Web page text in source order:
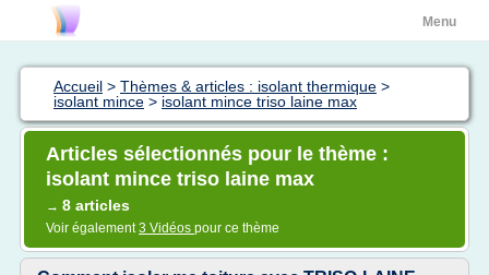
Menu
Accueil > Thèmes & articles : isolant thermique >
isolant mince > isolant mince triso laine max
Articles sélectionnés pour le thème :
isolant mince triso laine max
→ 8 articles
Voir également3 Vidéos pour ce thème